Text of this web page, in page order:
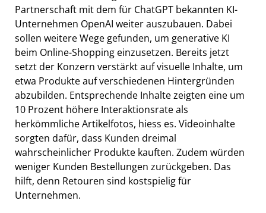
Partnerschaft mit dem für ChatGPT bekannten KI-
Unternehmen OpenAI weiter auszubauen. Dabei
sollen weitere Wege gefunden, um generative KI
beim Online-Shopping einzusetzen. Bereits jetzt
setzt der Konzern verstärkt auf visuelle Inhalte, um
etwa Produkte auf verschiedenen Hintergründen
abzubilden. Entsprechende Inhalte zeigten eine um
10 Prozent höhere Interaktionsrate als
herkömmliche Artikelfotos, hiess es. Videoinhalte
sorgten dafür, dass Kunden dreimal
wahrscheinlicher Produkte kauften. Zudem würden
weniger Kunden Bestellungen zurückgeben. Das
hilft, denn Retouren sind kostspielig für
Unternehmen.